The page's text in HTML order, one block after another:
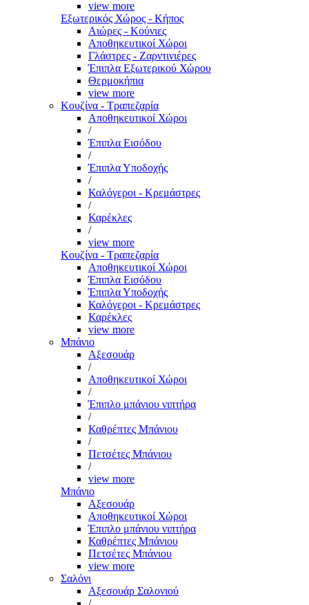
view more
Εξωτερικός Χώρος - Κήπος
Αιώρες - Κούνιες
Αποθηκευτικοί Χώροι
Γλάστρες - Ζαρντινιέρες
Έπιπλα Εξωτερικού Χώρου
Θερμοκήπια
view more
Κουζίνα - Τραπεζαρία
Αποθηκευτικοί Χώροι
/
Έπιπλα Εισόδου
/
Έπιπλα Υποδοχής
/
Καλόγεροι - Κρεμάστρες
/
Καρέκλες
/
view more
Κουζίνα - Τραπεζαρία
Αποθηκευτικοί Χώροι
Έπιπλα Εισόδου
Έπιπλα Υποδοχής
Καλόγεροι - Κρεμάστρες
Καρέκλες
view more
Μπάνιο
Αξεσουάρ
/
Αποθηκευτικοί Χώροι
/
Έπιπλο μπάνιου νιπτήρα
/
Καθρέπτες Μπάνιου
/
Πετσέτες Μπάνιου
/
view more
Μπάνιο
Αξεσουάρ
Αποθηκευτικοί Χώροι
Έπιπλο μπάνιου νιπτήρα
Καθρέπτες Μπάνιου
Πετσέτες Μπάνιου
view more
Σαλόνι
Αξεσουάρ Σαλονιού